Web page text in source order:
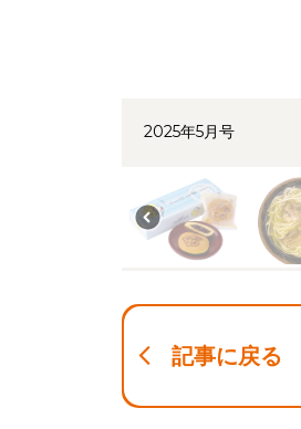
2025年5月号
記事に戻る